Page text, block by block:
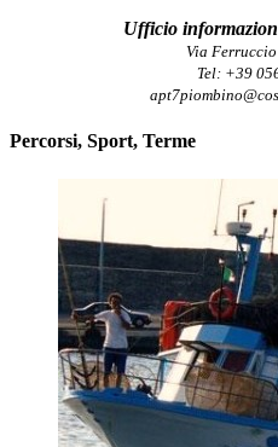
Ufficio
Via
Tel: +39
Percorsi, Sport, Terme